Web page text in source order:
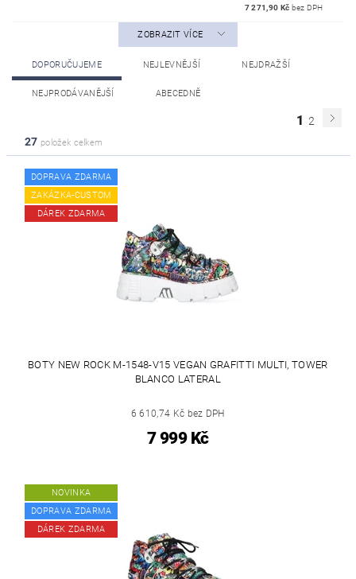
7 271,90 Kč bez DPH
ZOBRAZIT VÍCE
DOPORUČUJEME NEJLEVNĚJŠÍ NEJDRAŽŠÍ
NEJPRODÁVANĚJŠÍ ABECEDNĚ
1 2
27 položek celkem
DOPRAVA ZDARMA
ZAKÁZKA-CUSTOM
DÁREK ZDARMA
BOTY NEW ROCK M-1548-V15 VEGAN GRAFITTI MULTI, TOWER
BLANCO LATERAL
6 610,74 Kč bez DPH
7 999 Kč
NOVINKA
DOPRAVA ZDARMA
DÁREK ZDARMA